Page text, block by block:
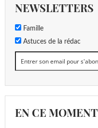
NEWSLETTERS
Famille
Astuces de la rédac
EN CE MOMENT